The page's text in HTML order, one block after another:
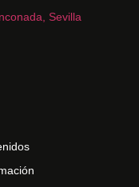
Sevilla